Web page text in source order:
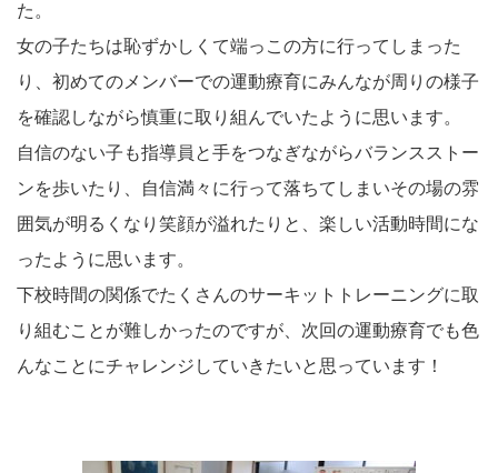
た。
女の子たちは恥ずかしくて端っこの方に行ってしまった
り、初めてのメンバーでの運動療育にみんなが周りの様子
を確認しながら慎重に取り組んでいたように思います。
自信のない子も指導員と手をつなぎながらバランスストー
ンを歩いたり、自信満々に行って落ちてしまいその場の雰
囲気が明るくなり笑顔が溢れたりと、楽しい活動時間にな
ったように思います。
下校時間の関係でたくさんのサーキットトレーニングに取
り組むことが難しかったのですが、次回の運動療育でも色
んなことにチャレンジしていきたいと思っています！